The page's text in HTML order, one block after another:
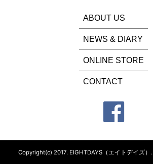
ABOUT US
NEWS & DIARY
ONLINE STORE
CONTACT
Copyright(c) 2017. EIGHTDAYS（エイトデイズ）.